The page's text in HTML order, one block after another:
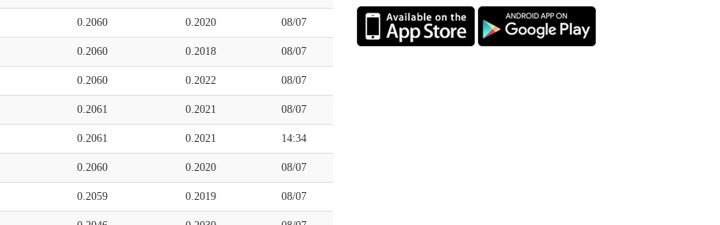
0.2060 0.2020 08/07
0.2060 0.2018 08/07
0.2060 0.2022 08/07
0.2061 0.2021 08/07
0.2061 0.2021 14:34
0.2060 0.2020 08/07
0.2059 0.2019 08/07